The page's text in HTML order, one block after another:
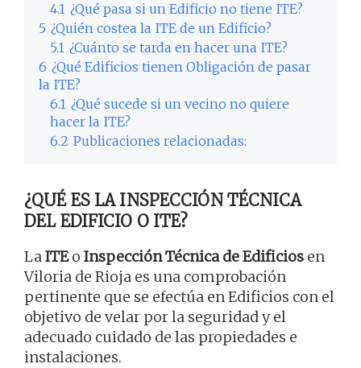
4.1 ¿Qué pasa si un Edificio no tiene ITE?
5 ¿Quién costea la ITE de un Edificio?
5.1 ¿Cuánto se tarda en hacer una ITE?
6 ¿Qué Edificios tienen Obligación de pasar
la ITE?
6.1 ¿Qué sucede si un vecino no quiere
hacer la ITE?
6.2 Publicaciones relacionadas:
¿QUÉ ES LA INSPECCIÓN TÉCNICA
DEL EDIFICIO O ITE?
LaITEo Inspección Técnica de Edificios en
Viloria de Rioja es una comprobación
pertinente que se efectúa en Edificios con el
objetivo de velar por la seguridad y el
adecuado cuidado de las propiedades e
instalaciones.